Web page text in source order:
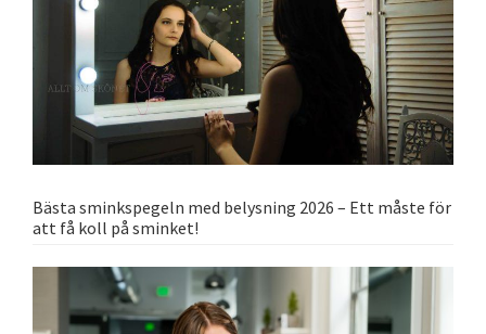
Bästa sminkspegeln med belysning 2026 – Ett måste för
att få koll på sminket!